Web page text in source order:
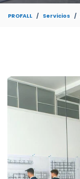
PROFALL Servicios